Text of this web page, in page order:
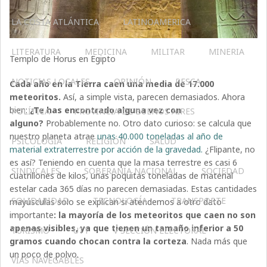
LA COSTA ATLÁNTICA LATINOAMERICA
LITERATURA MEDICINA MILITAR MINERIA
NOTICIAS LOCALES OPINIÓN PESCA
POLÍTICA PROVINCIA DE BUENOS AIRES
PSICOLOGÍA RELIGIÓN SALUD
SINDICALES SOBERANÍA NACIONAL SOCIEDAD
SOLIDARIDAD TECNOLOGÍA TRANSPORTE
TURISMO UTT V SECCIÓN ELECTORAL
VÍAS NAVEGABLES
Templo de Horus en Egipto
Cada año en la Tierra caen una media de 17.000
meteoritos. Así, a simple vista, parecen demasiados. Ahora
bien:¿Te has encontrado alguna vez con
alguno? Probablemente no. Otro dato curioso: se calcula que
nuestro planeta atraeunas 40.000 toneladas al año de
material extraterrestre por acción de la gravedad. ¿Flipante, no
es así? Teniendo en cuenta que la masa terrestre es casi 6
cuatrillones de kilos, unas poquitas toneladas de material
estelar cada 365 días no parecen demasiadas. Estas cantidades
mayúsculas solo se explican si atendemos a otro dato
importante: la mayoría de los meteoritos que caen no son
apenas visibles, ya que tienen un tamaño inferior a 50
gramos cuando chocan contra la corteza. Nada más que
un poco de polvo.